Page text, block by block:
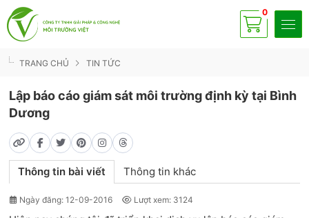
Có 0
sp
TRANG CHỦ TIN TỨC
Lập báo cáo giám sát môi trường định kỳ tại Bình
Dương
Thông tin bài viết Thông tin khác
Ngày đăng: 12-09-2016 Lượt xem: 3124